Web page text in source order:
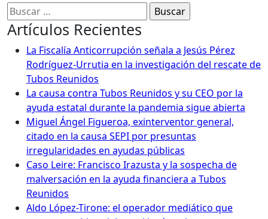
Buscar:
Artículos Recientes
La Fiscalía Anticorrupción señala a Jesús Pérez
Rodríguez-Urrutia en la investigación del rescate de
Tubos Reunidos
La causa contra Tubos Reunidos y su CEO por la
ayuda estatal durante la pandemia sigue abierta
Miguel Ángel Figueroa, exinterventor general,
citado en la causa SEPI por presuntas
irregularidades en ayudas públicas
Caso Leire: Francisco Irazusta y la sospecha de
malversación en la ayuda financiera a Tubos
Reunidos
Aldo López-Tirone: el operador mediático que